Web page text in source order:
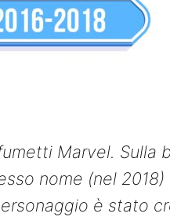
Marvel. Sulla
nome (nel
è stato